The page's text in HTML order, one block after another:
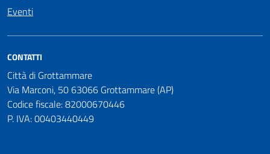
Eventi
CONTATTI
Città di Grottammare
Via Marconi, 50 63066 Grottammare (AP)
Codice fiscale: 82000670446
P. IVA: 00403440449